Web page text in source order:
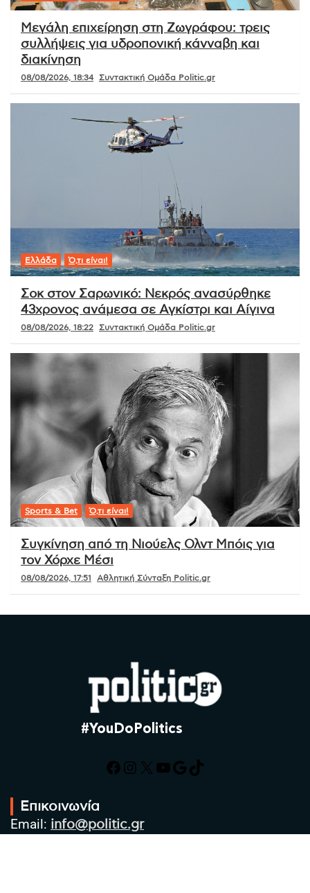
Μεγάλη επιχείρηση στη Ζωγράφου: τρεις
συλλήψεις για υδροπονική κάνναβη και
διακίνηση
08/08/2026, 18:34 Συντακτική Ομάδα Politic.gr
Ελλάδα Ό,τι είναι!
Σοκ στον Σαρωνικό: Νεκρός ανασύρθηκε
43χρονος ανάμεσα σε Αγκίστρι και Αίγινα
08/08/2026, 18:22 Συντακτική Ομάδα Politic.gr
Sports & Bet Ό,τι είναι!
Συγκίνηση από τη Νιούελς Ολντ Μπόις για
τον Χόρχε Μέσι
08/08/2026, 17:51 Αθλητική Σύνταξη Politic.gr
#YouDoPolitics
Facebook
Instagram
X YouTube
Google
TikTok
Επικοινωνία
Email: info@politic.gr